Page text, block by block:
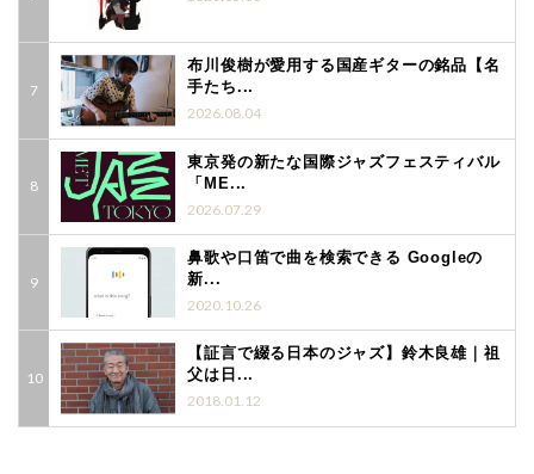
布川俊樹が愛用する国産ギターの銘品【名
手たち...
2026.08.04
東京発の新たな国際ジャズフェスティバル
「ME...
2026.07.29
鼻歌や口笛で曲を検索できる Googleの
新...
2020.10.26
【証言で綴る日本のジャズ】鈴木良雄｜祖
父は日...
2018.01.12